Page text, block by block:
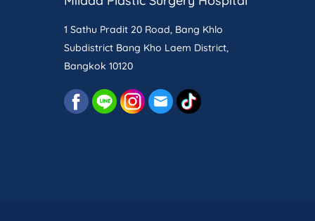
1 Sathu Pradit 20 Road, Bang Khlo
Subdistrict Bang Kho Laem District,
Bangkok 10120